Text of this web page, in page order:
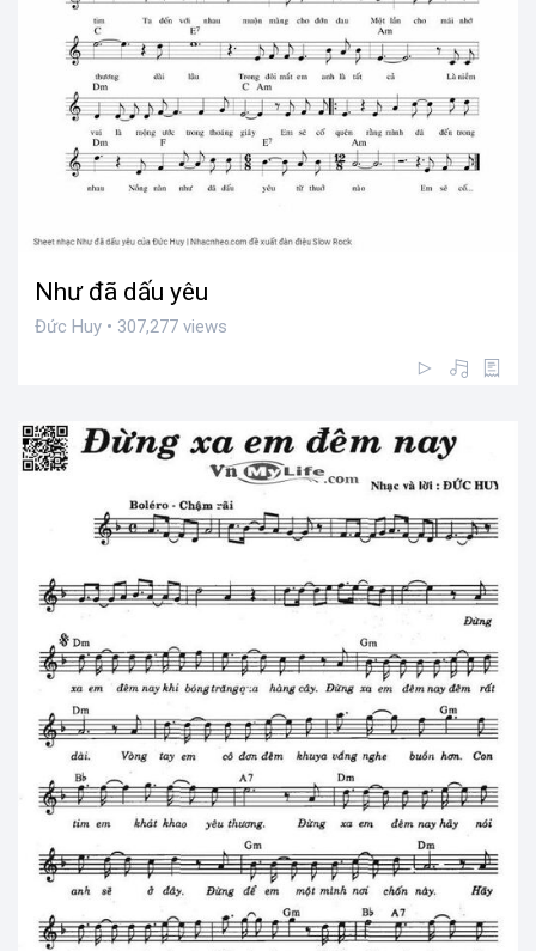
Như đã dấu yêu
Đức Huy • 307,277 views